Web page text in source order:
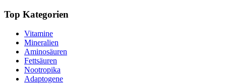
Top Kategorien
Vitamine
Mineralien
Aminosäuren
Fettsäuren
Nootropika
Adaptogene